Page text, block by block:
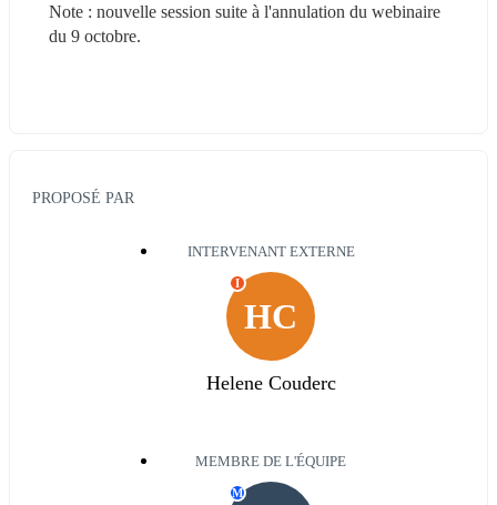
Note : nouvelle session suite à l'annulation du webinaire
du 9 octobre.
PROPOSÉ PAR
INTERVENANT EXTERNE
HC
I
Helene Couderc
MEMBRE DE L'ÉQUIPE
M